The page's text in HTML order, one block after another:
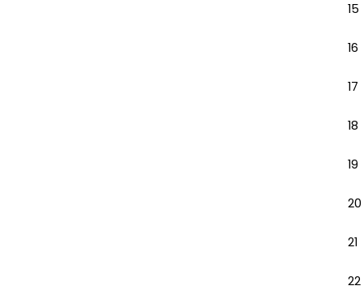
15
16
17
18
19
20
21
22